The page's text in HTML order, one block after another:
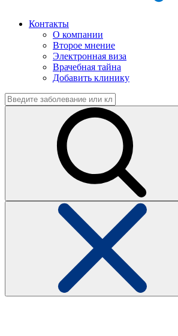
Контакты
О компании
Второе мнение
Электронная виза
Врачебная тайна
Добавить клинику